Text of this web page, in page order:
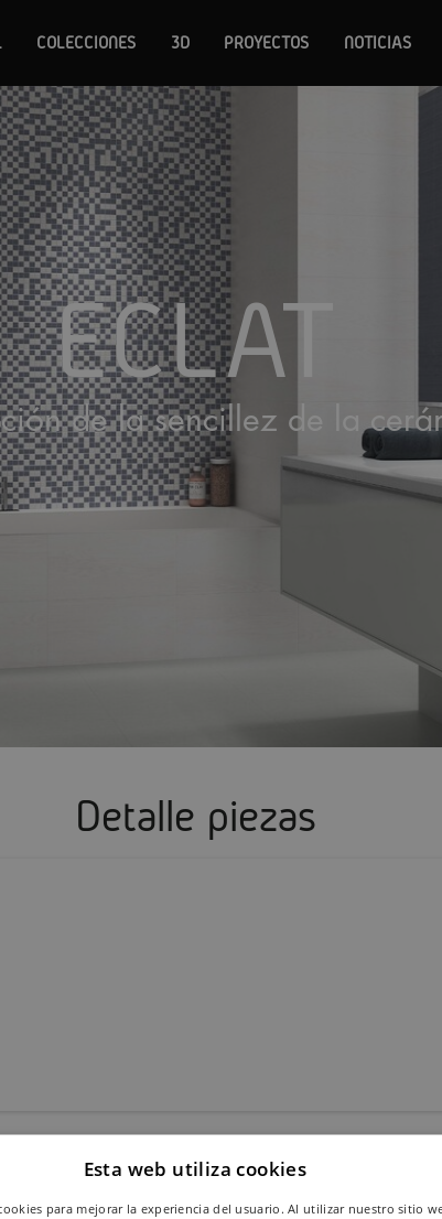
COLECCIONES 3D PROYECTOS NOTICIAS
ECLAT
de la sencillez de la
Detalle piezas
Esta web utiliza cookies
para mejorar la experiencia del usuario. Al utilizar nuestro sitio